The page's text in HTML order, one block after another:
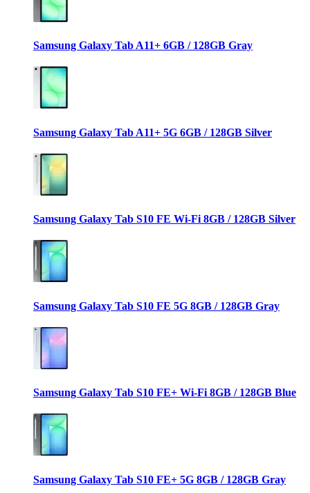
Samsung Galaxy Tab A11+ 6GB / 128GB Gray
Samsung Galaxy Tab A11+ 5G 6GB / 128GB Silver
Samsung Galaxy Tab S10 FE Wi-Fi 8GB / 128GB Silver
Samsung Galaxy Tab S10 FE 5G 8GB / 128GB Gray
Samsung Galaxy Tab S10 FE+ Wi-Fi 8GB / 128GB Blue
Samsung Galaxy Tab S10 FE+ 5G 8GB / 128GB Gray